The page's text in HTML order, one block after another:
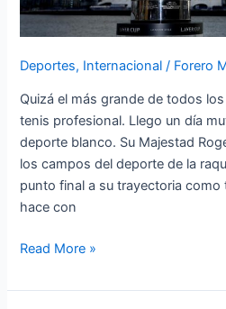
Deportes, Internacional / Forero
Quizá el más grande de todos
tenis profesional. Llego un día
deporte blanco. Su Majestad
los campos del deporte de la
punto final a su trayectoria
hace con
Read More »